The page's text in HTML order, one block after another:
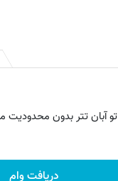
تو آبان تتر بدون محدودیت
دریافت وام